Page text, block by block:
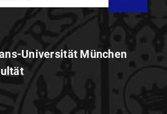
Universität München